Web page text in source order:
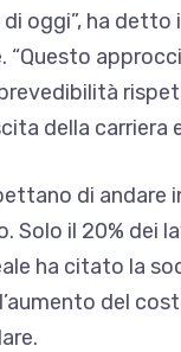
oggi”, ha detto
“Questo
della carriera
di andare
il 20% dei
ha citato la
del